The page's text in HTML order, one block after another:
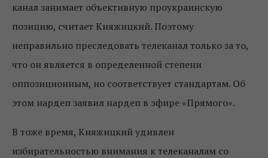
канал занимает объективную проукраинскую
позицию, считает Княжицкий. Поэтому
неправильно преследовать телеканал только за то,
что он является в определенной степени
оппозиционным, но соответствует стандартам. Об
этом нардеп заявил нардеп в эфире «Прямого».
В тоже время, Княжицкий удивлен
избирательностью внимания к телеканалам со